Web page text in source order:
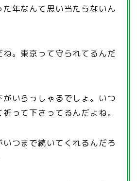
た年なんて思い当たらないん
ね。東京って守られてるんだ
がいらっしゃるでしょ。いつ
って下さってるんだよね。
つまで続いてくれるんだろ